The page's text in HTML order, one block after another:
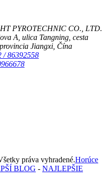
PYROTECHNIC CO., LTD.
A, ulica Tangning, cesta
Jiangxi, Čína
/ 86392558
práva vyhradené.Horúce
BLOG - NAJLEPŠIE